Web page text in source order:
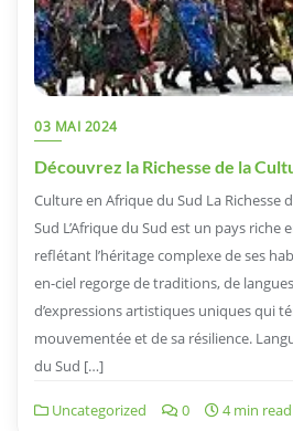
03 MAI 2024
Découvrez la Richesse de la
Culture en Afrique du Sud La Richesse
Sud L’Afrique du Sud est un pays riche
reflétant l’héritage complexe de ses
en-ciel regorge de traditions, de
d’expressions artistiques uniques qui
mouvementée et de sa résilience.
du Sud […]
Uncategorized 0 4 min read